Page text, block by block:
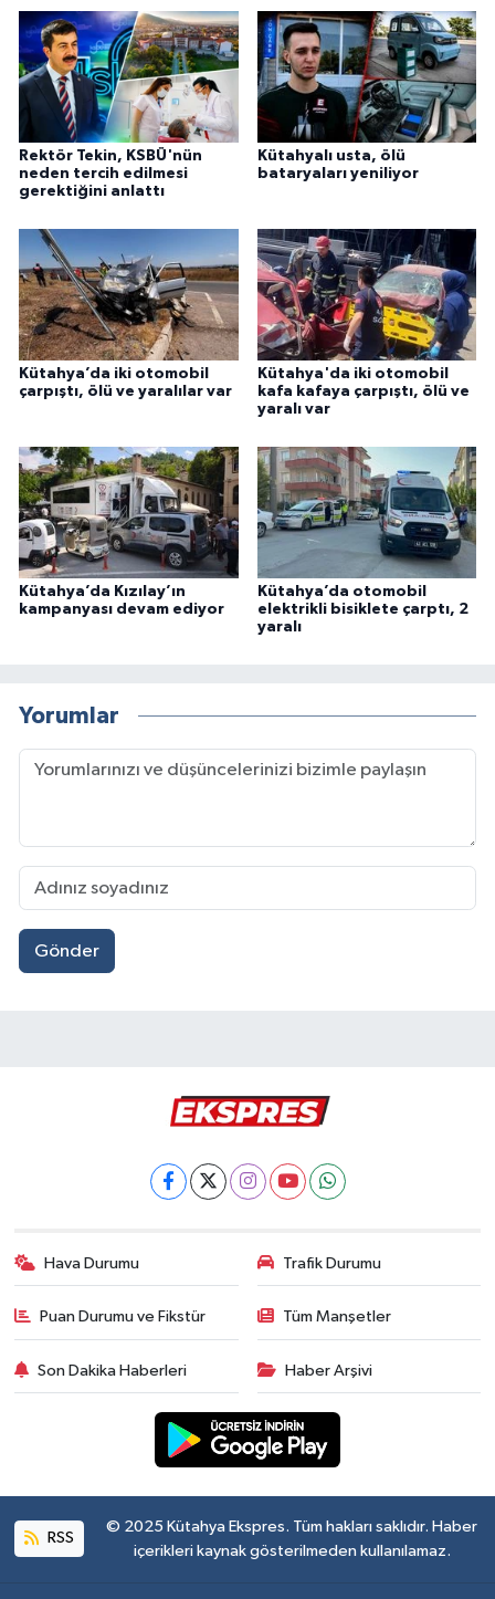
Rektör Tekin, KSBÜ'nün
neden tercih edilmesi
gerektiğini anlattı
Kütahyalı usta, ölü
bataryaları yeniliyor
Kütahya’da iki otomobil
çarpıştı, ölü ve yaralılar var
Kütahya'da iki otomobil
kafa kafaya çarpıştı, ölü ve
yaralı var
Kütahya’da Kızılay’ın
kampanyası devam ediyor
Kütahya’da otomobil
elektrikli bisiklete çarptı, 2
yaralı
Yorumlar
Gönder
Hava Durumu Trafik Durumu
Puan Durumu ve Fikstür Tüm Manşetler
Son Dakika Haberleri Haber Arşivi
RSS
© 2025 Kütahya Ekspres. Tüm hakları saklıdır. Haber
içerikleri kaynak gösterilmeden kullanılamaz.